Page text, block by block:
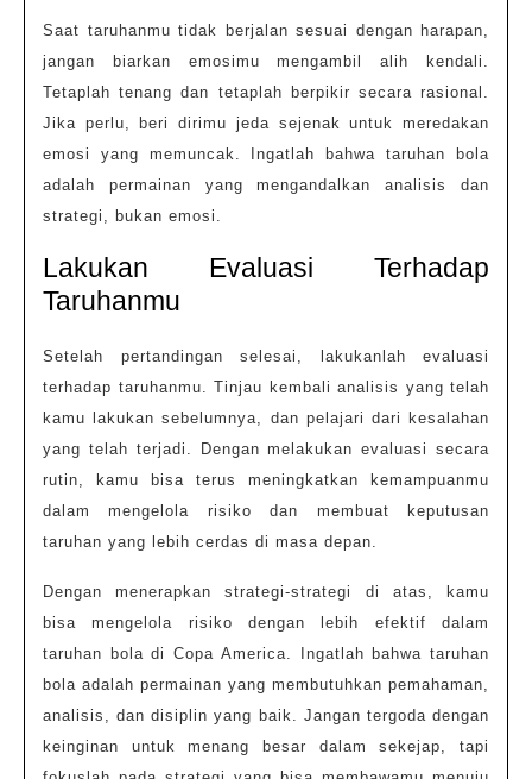
Saat taruhanmu tidak berjalan sesuai dengan harapan,
jangan biarkan emosimu mengambil alih kendali.
Tetaplah tenang dan tetaplah berpikir secara rasional.
Jika perlu, beri dirimu jeda sejenak untuk meredakan
emosi yang memuncak. Ingatlah bahwa taruhan bola
adalah permainan yang mengandalkan analisis dan
strategi, bukan emosi.
Lakukan Evaluasi Terhadap
Taruhanmu
Setelah pertandingan selesai, lakukanlah evaluasi
terhadap taruhanmu. Tinjau kembali analisis yang telah
kamu lakukan sebelumnya, dan pelajari dari kesalahan
yang telah terjadi. Dengan melakukan evaluasi secara
rutin, kamu bisa terus meningkatkan kemampuanmu
dalam mengelola risiko dan membuat keputusan
taruhan yang lebih cerdas di masa depan.
Dengan menerapkan strategi-strategi di atas, kamu
bisa mengelola risiko dengan lebih efektif dalam
taruhan bola di Copa America. Ingatlah bahwa taruhan
bola adalah permainan yang membutuhkan pemahaman,
analisis, dan disiplin yang baik. Jangan tergoda dengan
keinginan untuk menang besar dalam sekejap, tapi